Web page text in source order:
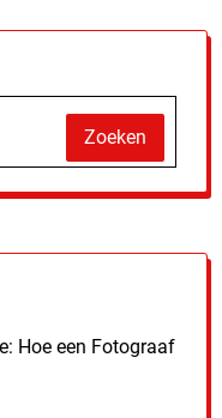
Zoeken
Hoe een Fotograaf